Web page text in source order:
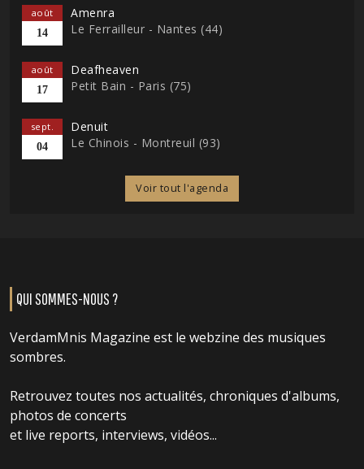
août
14
Amenra
Le Ferrailleur - Nantes (44)
août
17
Deafheaven
Petit Bain - Paris (75)
sept.
04
Denuit
Le Chinois - Montreuil (93)
Voir tout l'agenda
QUI SOMMES-NOUS ?
VerdamMnis Magazine est le webzine des musiques
sombres.
Retrouvez toutes nos actualités, chroniques d'albums,
photos de concerts
et live reports, interviews, vidéos...